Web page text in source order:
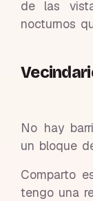
de las
nocturnos
No hay
un bloque
Comparto
tengo una